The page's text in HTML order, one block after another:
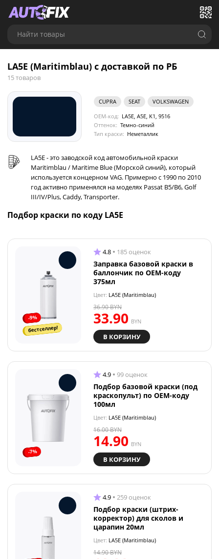
Найти товары
LA5E (Maritimblau) с доставкой по РБ
15 товаров
CUPRA SEAT
VOLKSWAGEN
OEM-код: LA5E, A5E, K1, 9516
Оттенок: Темно-синий
Тип краски: Неметаллик
LA5E - это заводской код автомобильной краски
Maritimblau / Maritime Blue (Морской синий), который
используется концерном VAG. Примерно с 1990 по 2010
год активно применялся на моделях Passat B5/B6, Golf
III/IV/Plus, Caddy, Transporter.
Подбор краски по коду LA5E
-9%
бестселлер!
4.8 185 оценок
Заправка базовой краски в
баллончик по OEM-коду
375мл
Цвет: LA5E (Maritimblau)
33.90 BYN
36.90BYN
В КОРЗИНУ
-7%
4.9 99 оценок
Подбор базовой краски (под
краскопульт) по OEM-коду
100мл
Цвет: LA5E (Maritimblau)
14.90 BYN
16.00BYN
В КОРЗИНУ
4.9 259 оценок
Подбор краски (штрих-
корректор) для сколов и
царапин 20мл
Цвет: LA5E (Maritimblau)
14.90BYN